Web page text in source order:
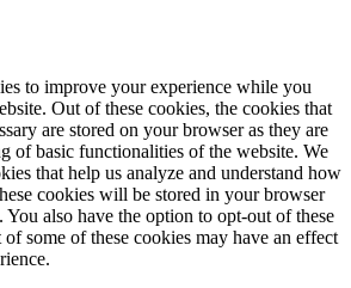
to improve your experience while you
Out of these cookies, the cookies that
are stored on your browser as they are
of basic functionalities of the website. We
that help us analyze and understand how
cookies will be stored in your browser
also have the option to opt-out of these
some of these cookies may have an effect